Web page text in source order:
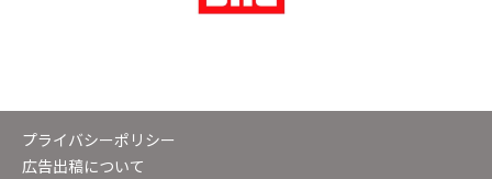
プライバシーポリシー
広告出稿について